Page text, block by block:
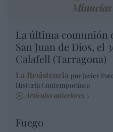
La última comunión
San Juan de Dios, el
Calafell (Tarragona)
La Resistencia por Javier
Historia Contemporánea
Artículos anteriores
Fuego